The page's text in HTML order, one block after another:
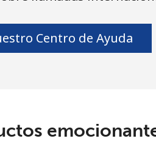
Centro de Ayuda